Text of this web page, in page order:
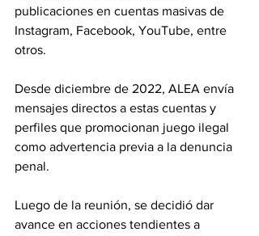
publicaciones en cuentas masivas de
Instagram, Facebook, YouTube, entre
otros.
Desde diciembre de 2022, ALEA envía
mensajes directos a estas cuentas y
perfiles que promocionan juego ilegal
como advertencia previa a la denuncia
penal.
Luego de la reunión, se decidió dar
avance en acciones tendientes a